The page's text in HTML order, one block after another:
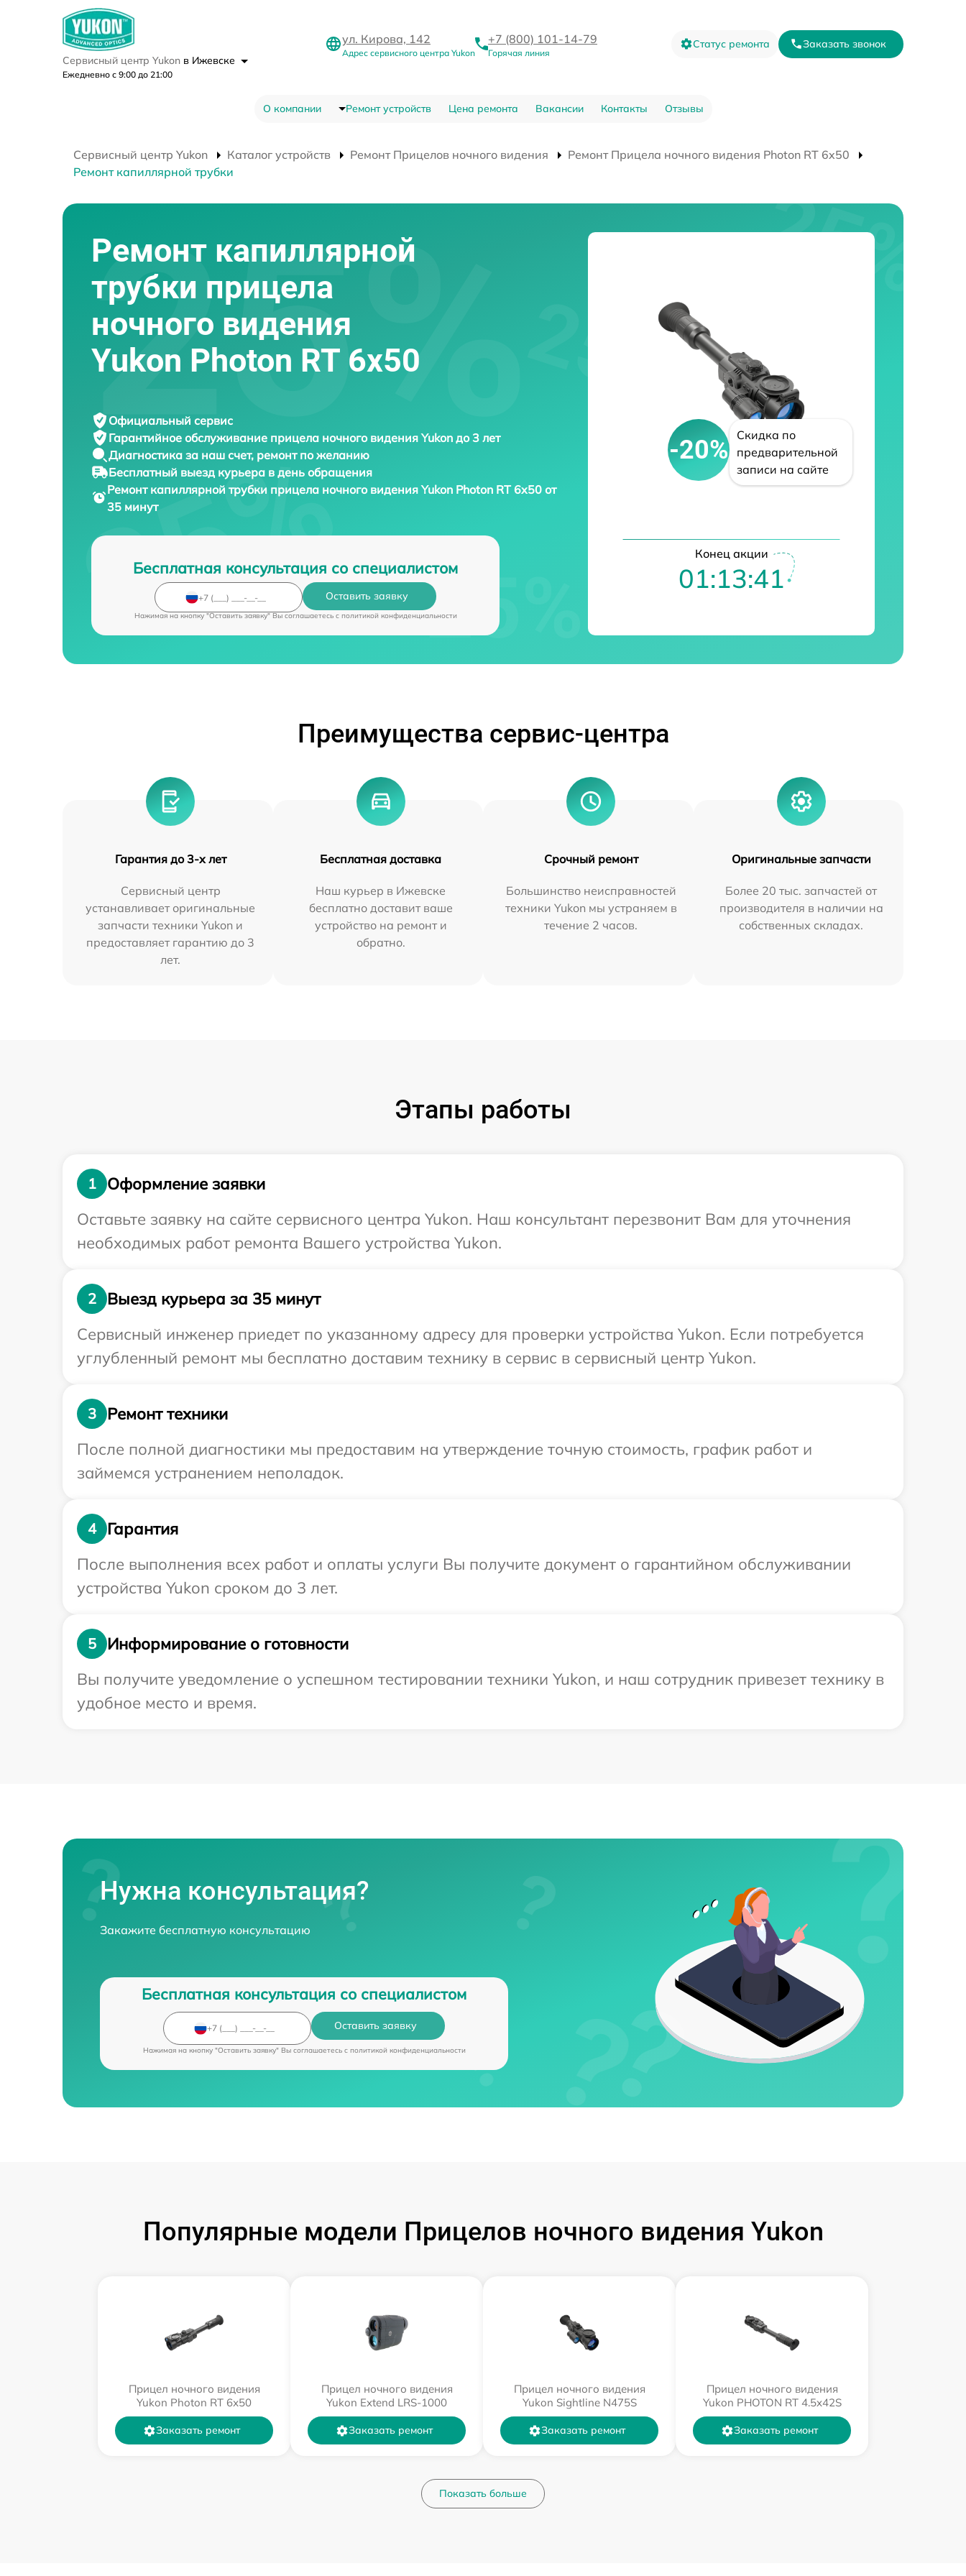
Сервисный центр Yukon в Ижевске
Ежедневно с 9:00 до 21:00
ул. Кирова, 142
Адрес сервисного центра Yukon
+7 (800) 101-14-79
Горячая линия
Статус ремонта Заказать звонок
О компании Ремонт устройств Цена ремонта Вакансии Контакты Отзывы
Сервисный центр Yukon Каталог устройств Ремонт Прицелов ночного видения
Ремонт Прицела ночного видения Photon RT 6x50
Ремонт капиллярной трубки
Ремонт капиллярной
трубки прицела
ночного видения
Yukon Photon RT 6x50
Официальный сервис
Гарантийное обслуживание прицела ночного видения Yukon до 3 лет
Диагностика за наш счет, ремонт по желанию
Бесплатный выезд курьера в день обращения
Ремонт капиллярной трубки прицела ночного виденияYukon Photon RT 6x50 от
35 минут
Бесплатная консультация со специалистом
Оставить заявку
Нажимая на кнопку "Оставить заявку" Вы соглашаетесь c политикой конфиденциальности
-20%
Скидка по
предварительной
записи на сайте
Конец акции
01:13:40
Преимущества сервис-центра
Гарантия до 3-х лет
Сервисный центр
устанавливает оригинальные
запчасти техники Yukon и
предоставляет гарантию до 3
лет.
Бесплатная доставка
Наш курьер в Ижевске
бесплатно доставит ваше
устройство на ремонт и
обратно.
Срочный ремонт
Большинство неисправностей
техники Yukon мы устраняем в
течение 2 часов.
Оригинальные запчасти
Более 20 тыс. запчастей от
производителя в наличии на
собственных складах.
Этапы работы
1
Оформление заявки
Оставьте заявку на сайте сервисного центра Yukon. Наш консультант перезвонит Вам для уточнения
необходимых работ ремонта Вашего устройства Yukon.
2
Выезд курьера за 35 минут
Сервисный инженер приедет по указанному адресу для проверки устройства Yukon. Если потребуется
углубленный ремонт мы бесплатно доставим технику в сервис в сервисный центр Yukon.
3
Ремонт техники
После полной диагностики мы предоставим на утверждение точную стоимость, график работ и
займемся устранением неполадок.
4
Гарантия
После выполнения всех работ и оплаты услуги Вы получите документ о гарантийном обслуживании
устройства Yukon сроком до 3 лет.
5
Информирование о готовности
Вы получите уведомление о успешном тестировании техники Yukon, и наш сотрудник привезет технику в
удобное место и время.
Нужна консультация?
Закажите бесплатную консультацию
Бесплатная консультация со специалистом
Оставить заявку
Нажимая на кнопку "Оставить заявку" Вы соглашаетесь c политикой конфиденциальности
Популярные модели Прицелов ночного видения Yukon
Прицел ночного видения
Yukon Photon RT 6х50
Заказать ремонт
Прицел ночного видения
Yukon Extend LRS-1000
Заказать ремонт
Прицел ночного видения
Yukon Sightline N475S
Заказать ремонт
Прицел ночного видения
Yukon PHOTON RT 4.5x42S
Заказать ремонт
Показать больше